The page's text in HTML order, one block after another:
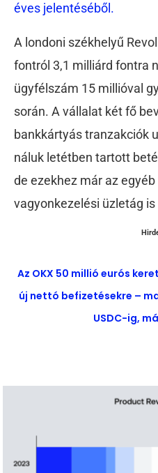
éves jelentéséből.
A londoni székhelyű
fontról 3,1 milliárd fontra
ügyfélszám 15 millióval
során. A vállalat két fő
bankkártyás tranzakciók
náluk letétben tartott
de ezekhez már az
vagyonkezelési üzletág
Az OKX 50 millió eurós
új nettó befizetésekre –
USDC-ig,